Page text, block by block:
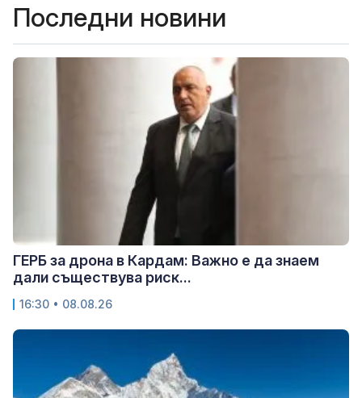
Последни новини
ГЕРБ за дрона в Кардам: Важно е да знаем
дали съществува риск...
16:30 • 08.08.26